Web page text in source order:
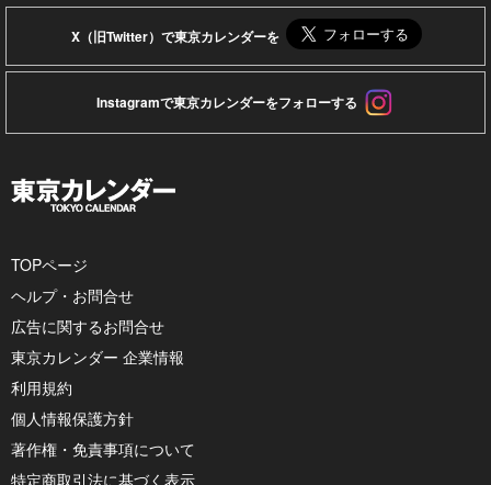
X（旧Twitter）で東京カレンダーを
Instagramで東京カレンダーをフォローする
TOPページ
ヘルプ・お問合せ
広告に関するお問合せ
東京カレンダー 企業情報
利用規約
個人情報保護方針
著作権・免責事項について
特定商取引法に基づく表示